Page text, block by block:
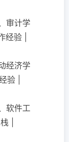
审计学
验 |
经济学
验 |
软件工
|